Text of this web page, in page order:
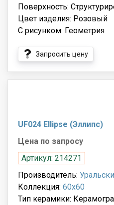
Поверхность:
Цвет изделия: Розовый
С рисунком: Геометрия
Запросить цену
UF024 Ellipse (Эллипс)
Цена по запросу
Артикул: 214271
Производитель:
Коллекция: 60x60
Тип керамики: